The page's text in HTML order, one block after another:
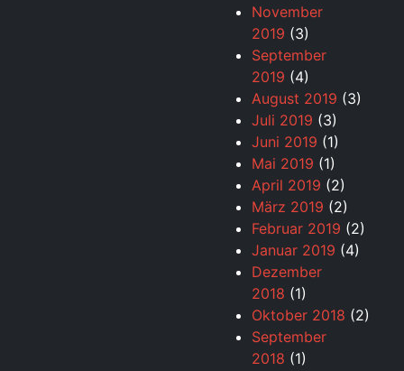
November
2019 (3)
September
2019 (4)
August 2019 (3)
Juli 2019 (3)
Juni 2019 (1)
Mai 2019 (1)
April 2019 (2)
März 2019 (2)
Februar 2019 (2)
Januar 2019 (4)
Dezember
2018 (1)
Oktober 2018 (2)
September
2018 (1)